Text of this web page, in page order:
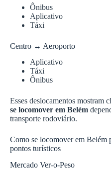
Ônibus
Aplicativo
Táxi
Centro ↔ Aeroporto
Aplicativo
Táxi
Ônibus
Esses deslocamentos mostram
se locomover em Belém
transporte rodoviário.
Como se locomover em Belém
pontos turísticos
Mercado Ver-o-Peso